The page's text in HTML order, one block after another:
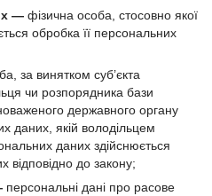
— фізична особа, стосовно якої
обробка її персональних
за винятком суб’єкта
чи розпорядника бази
державного органу
даних, якій володільцем
даних здійснюється
відповідно до закону;
персональні дані про расове